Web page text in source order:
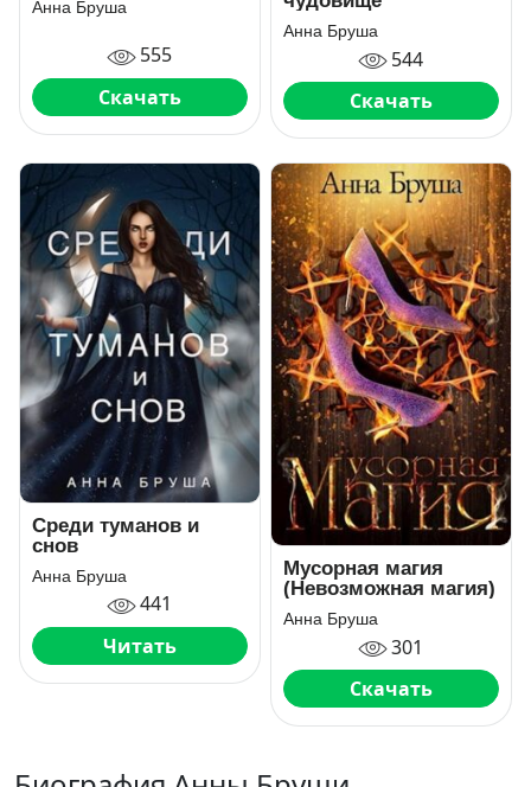
Анна Бруша
555
Скачать
Анна Бруша
544
Скачать
Среди туманов и
снов
Анна Бруша
441
Читать
Мусорная магия
(Невозможная магия)
Анна Бруша
301
Скачать